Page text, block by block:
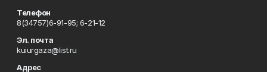
Телефон
8(34757)6-91-95; 6-21-12
Эл. почта
kuiurgaza@list.ru
Адрес